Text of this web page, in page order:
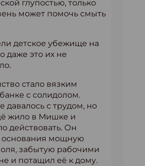
глупостью, только
может помочь смыть
детское убежище на
даже это их не
стало вязким
с солидолом.
давалось с трудом, но
жило в Мишке и
действовать. Он
основания мощную
забытую рабочими
и потащил её к дому.